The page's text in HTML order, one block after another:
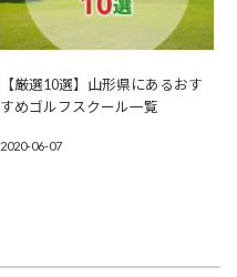
【厳選10選】山形県にあるおす
すめゴルフスクール一覧
2020-06-07